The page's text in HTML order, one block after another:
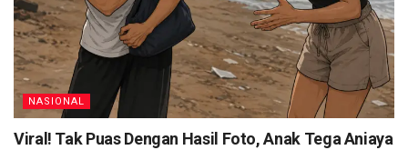
NASIONAL
Viral! Tak Puas Dengan Hasil Foto, Anak Tega Aniaya